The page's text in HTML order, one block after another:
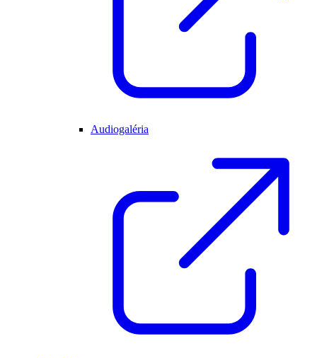
Audiogaléria